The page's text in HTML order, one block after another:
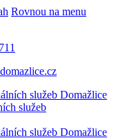
Rovnou na menu
služeb